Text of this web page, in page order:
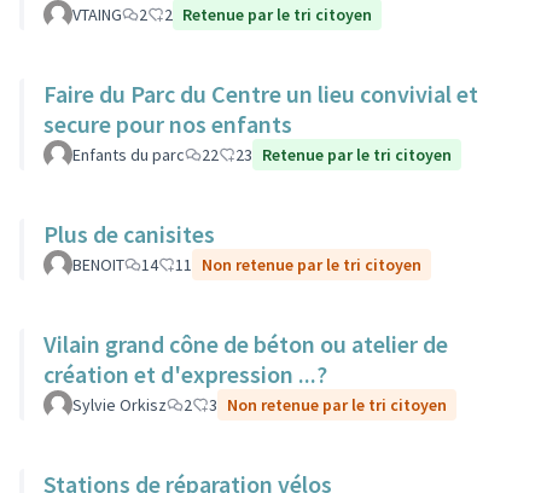
VTAING 2 2 Retenue par le tri citoyen
Faire du Parc du Centre un lieu convivial et
secure pour nos enfants
Enfants du parc 22 23 Retenue par le tri citoyen
Plus de canisites
BENOIT 14 11 Non retenue par le tri citoyen
Vilain grand cône de béton ou atelier de
création et d'expression ...?
Sylvie Orkisz 2 3 Non retenue par le tri citoyen
Stations de réparation vélos